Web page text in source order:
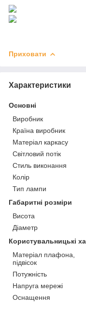
Приховати
Характеристики
Основні
Виробник
Країна виробник
Матеріал каркасу
Світловий потік
Стиль виконання
Колір
Тип лампи
Габаритні розміри
Висота
Діаметр
Користувальницькі
Матеріал плафона,
підвісок
Потужність
Напруга мережі
Оснащення